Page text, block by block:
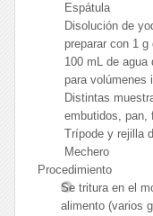
Espátula
Disolución de
preparar con 1
100 mL de agua
para volúmenes
Distintas
embutidos,
Trípode y rejilla
Mechero
Procedimiento
Se tritura en el
alimento (varios